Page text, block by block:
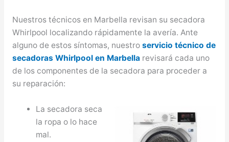
Nuestros técnicos en Marbella revisan su secadora
Whirlpool localizando rápidamente la avería. Ante
alguno de estos síntomas, nuestro servicio técnico de
secadoras Whirlpool en Marbellarevisará cada uno
de los componentes de la secadora para proceder a
su reparación:
La secadora seca
la ropa o lo hace
mal.